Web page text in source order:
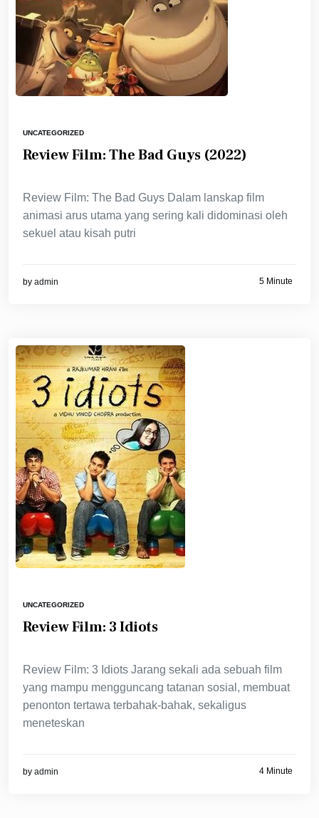
UNCATEGORIZED
Review Film: The Bad Guys (2022)
Review Film: The Bad Guys Dalam lanskap film
animasi arus utama yang sering kali didominasi oleh
sekuel atau kisah putri
by admin 5 Minute
UNCATEGORIZED
Review Film: 3 Idiots
Review Film: 3 Idiots Jarang sekali ada sebuah film
yang mampu mengguncang tatanan sosial, membuat
penonton tertawa terbahak-bahak, sekaligus
meneteskan
by admin 4 Minute